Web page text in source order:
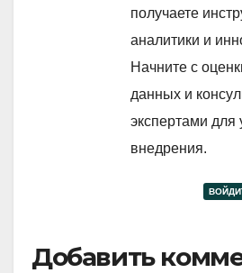
получаете
аналитики и
Начните с
данных и
экспертами для
внедрения.
Добавить